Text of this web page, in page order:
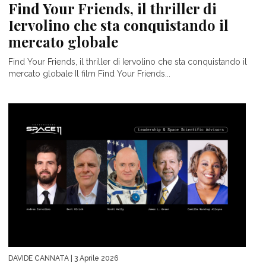
Find Your Friends, il thriller di
Iervolino che sta conquistando il
mercato globale
Find Your Friends, il thriller di Iervolino che sta conquistando il
mercato globale Il film Find Your Friends...
DAVIDE CANNATA | 3 Aprile 2026